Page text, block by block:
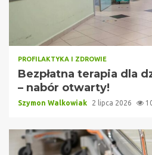
PROFILAKTYKA I ZDROWIE
Bezpłatna terapia dla
– nabór otwarty!
Szymon Walkowiak 2 lipca 2026